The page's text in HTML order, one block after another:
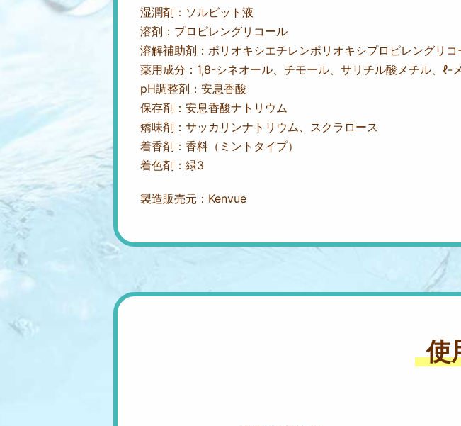
湿潤剤：ソルビット液
溶剤：プロピレングリコール
溶解補助剤：ポリオキシエチレンポリオキシプロピレングリ
薬用成分：1,8-シネオール、チモール、サリチル酸メチル、ℓ-
pH調整剤：安息香酸
保存剤：安息香酸ナトリウム
矯味剤：サッカリンナトリウム、スクラロース
着香剤：香料（ミントタイプ）
着色剤：緑3
製造販売元：Kenvue
使